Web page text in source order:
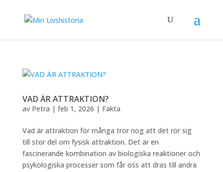
VAD ÄR ATTRAKTION?
av Petra | feb 1, 2026 | Fakta
Vad är attraktion för många tror nog att det rör sig
till stor del om fysisk attraktion. Det är en
fascinerande kombination av biologiska reaktioner och
psykologiska processer som får oss att dras till andra